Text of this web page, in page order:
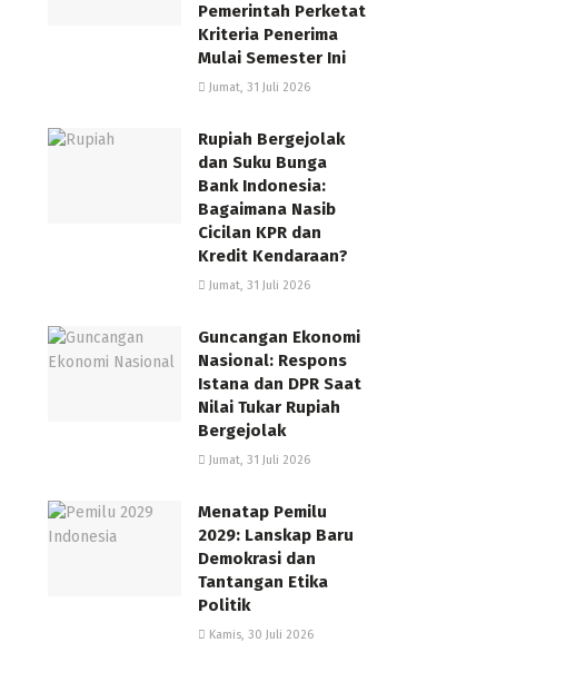
Pemerintah Perketat
Kriteria Penerima
Mulai Semester Ini
Jumat, 31 Juli 2026
Rupiah Bergejolak
dan Suku Bunga
Bank Indonesia:
Bagaimana Nasib
Cicilan KPR dan
Kredit Kendaraan?
Jumat, 31 Juli 2026
Guncangan Ekonomi
Nasional: Respons
Istana dan DPR Saat
Nilai Tukar Rupiah
Bergejolak
Jumat, 31 Juli 2026
Menatap Pemilu
2029: Lanskap Baru
Demokrasi dan
Tantangan Etika
Politik
Kamis, 30 Juli 2026